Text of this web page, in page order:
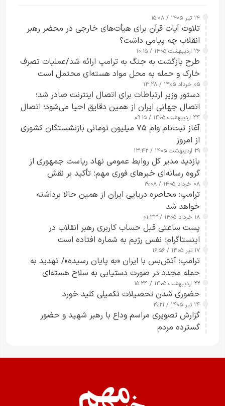
۱۴ تیر ۱۴۰۵ / ۱۵:۰۸
تلاوت آیات قرآن برای هیأت‌های خارجی در محضر رهبر
انقلاب چه پیامی داشت؟
۲۶ اردیبهشت ۱۴۰۵ / ۱۰:۱۵
طرح‌ بازگشت به جنگ به ترامپ ارائه شد/عملیات تصرف
خارک و حمله به محل مواد هسته‌ای محتمل است
۰۵ خرداد ۱۴۰۵ / ۱۳:۲۸
دستور وزیر ارتباطات برای اتصال اینترنت صادر شد؛
اتصال جهانی ایران از همین دقایق احیا می‌شود؛ اتصال
کامل مردم تا ۲۴ ساعت آینده
۲۴ اردیبهشت ۱۴۰۵ / ۰۹:۱۵
آغاز ثبت‌نام وام ۷۵ میلیون تومانی بازنشستگان کشوری
از امروز
۲۹ اردیبهشت ۱۴۰۵ / ۱۳:۴۲
بازدید مدیر کل روابط عمومی نهاد ریاست جمهوری از
گروه رسانه‌ای خبرهای فوری مهم؛ تأکید بر نقش
رسانه‌های هوشمند و مسئول در ارتقای آگاهی عمومی
۰۸ خرداد ۱۴۰۵ / ۱۹:۰۸
ترامپ: محاصره دریایی ایران از همین حالا برداشته
خواهد شد
۱۸ خرداد ۱۴۰۵ / ۰۱:۳۳
پست ساعتی قبل حساب کاربری رهبر انقلاب در
اینستاگرام؛ نفس رژیم به شماره افتاده است​
۱۷ تیر ۱۴۰۵ / ۱۶:۵۶
ترامپ: آتش‌بس با ایران «به پایان رسیده»/ تهدید به
حمله مجدد در صورت دستیابی به سلاح هسته‌ای
۲۲ اردیبهشت ۱۴۰۵ / ۱۵:۲۴
حضوری شدن تحصیلات تکمیلی کلید خورد
۱۴ تیر ۱۴۰۵ / ۱۹:۲۱
گزارش تصویری مراسم وداع با رهبر شهید و حضور
گسترده مردم